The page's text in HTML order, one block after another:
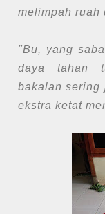
melimpah ruah
"Bu, yang
daya tahan
bakalan sering
ekstra ketat